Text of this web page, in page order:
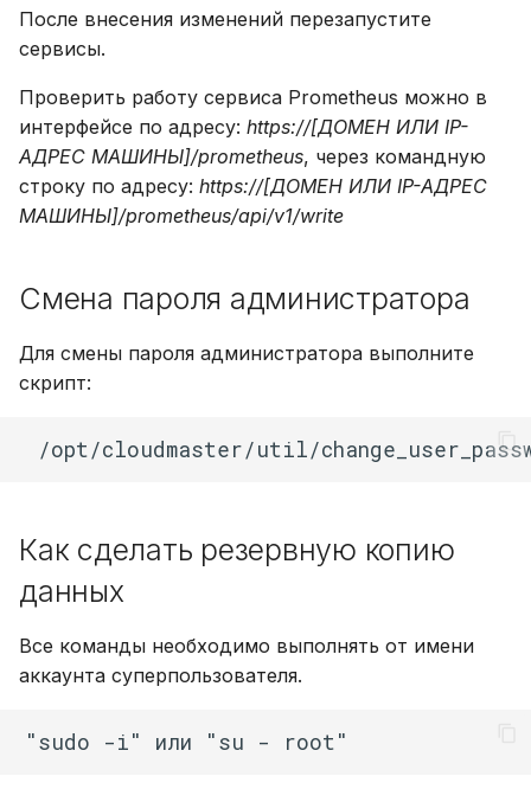
После внесения изменений перезапустите
сервисы.
Проверить работу сервиса Prometheus можно в
интерфейсе по адресу: https://[ДОМЕН ИЛИ IP-
АДРЕС МАШИНЫ]/prometheus, через командную
строку по адресу: https://[ДОМЕН ИЛИ IP-АДРЕС
МАШИНЫ]/prometheus/api/v1/write
Смена пароля администратора
Для смены пароля администратора выполните
скрипт:
Как сделать резервную копию
данных
Все команды необходимо выполнять от имени
аккаунта суперпользователя.